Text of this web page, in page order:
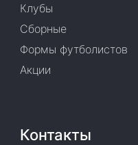
Клубы
Сборные
Формы футболистов
Акции
Контакты